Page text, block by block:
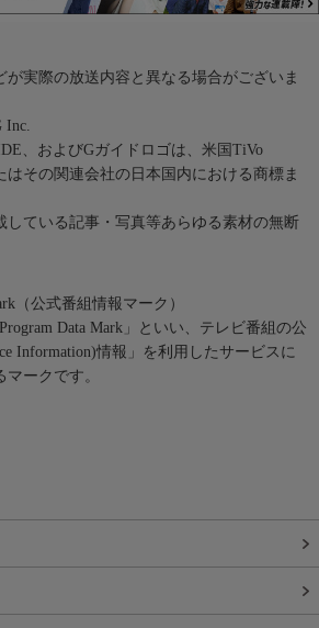
が実際の放送内容と異なる場合がございま
Inc.
、およびGガイドロゴは、米国TiVo
はその関連会社の日本国内における商標ま
している記事・写真等あらゆる素材の無断
（公式番組情報マーク）
Data Mark」といい、テレビ番組の公
Information)情報」を利用したサービスに
ークです。